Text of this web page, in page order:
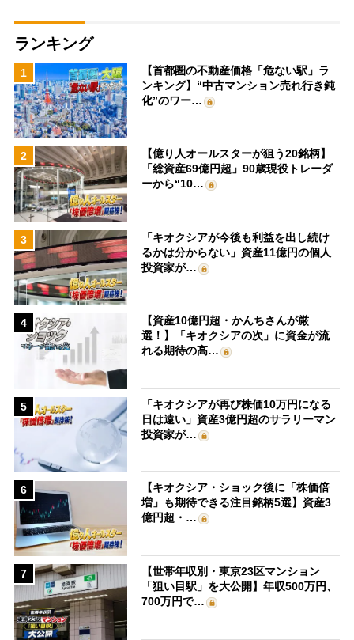
ランキング
1
【首都圏の不動産価格「危ない駅」ラ
ンキング】“中古マンション売れ行き鈍
化”のワー…
2
【億り人オールスターが狙う20銘柄】
「総資産69億円超」90歳現役トレーダ
ーから“10…
3
「キオクシアが今後も利益を出し続け
るかは分からない」資産11億円の個人
投資家が…
4
【資産10億円超・かんちさんが厳
選！】「キオクシアの次」に資金が流
れる期待の高…
5
「キオクシアが再び株価10万円になる
日は遠い」資産3億円超のサラリーマン
投資家が…
6
【キオクシア・ショック後に「株価倍
増」も期待できる注目銘柄5選】資産3
億円超・…
7
【世帯年収別・東京23区マンション
「狙い目駅」を大公開】年収500万円、
700万円で…